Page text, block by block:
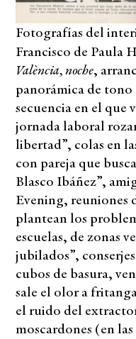
Fotografías del
Francisco de Paula
València, noche,
panorámica de
secuencia en el que
jornada laboral
libertad”, colas en
con pareja que
Blasco Ibáñez”,
Evening, reuniones
plantean los
escuelas, de zonas
jubilados”,
cubos de basura,
sale el olor a
el ruido del
moscardones (en